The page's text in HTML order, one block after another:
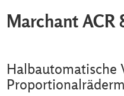
Marchant ACR
Halbautomatische